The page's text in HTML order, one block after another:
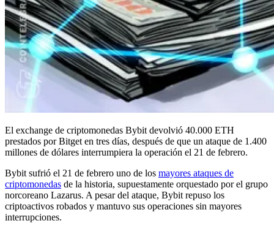
El exchange de criptomonedas Bybit devolvió 40.000 ETH
prestados por Bitget en tres días, después de que un ataque de 1.400
millones de dólares interrumpiera la operación el 21 de febrero.
Bybit sufrió el 21 de febrero uno de los mayores ataques de
criptomonedas de la historia, supuestamente orquestado por el grupo
norcoreano Lazarus. A pesar del ataque, Bybit repuso los
criptoactivos robados y mantuvo sus operaciones sin mayores
interrupciones.